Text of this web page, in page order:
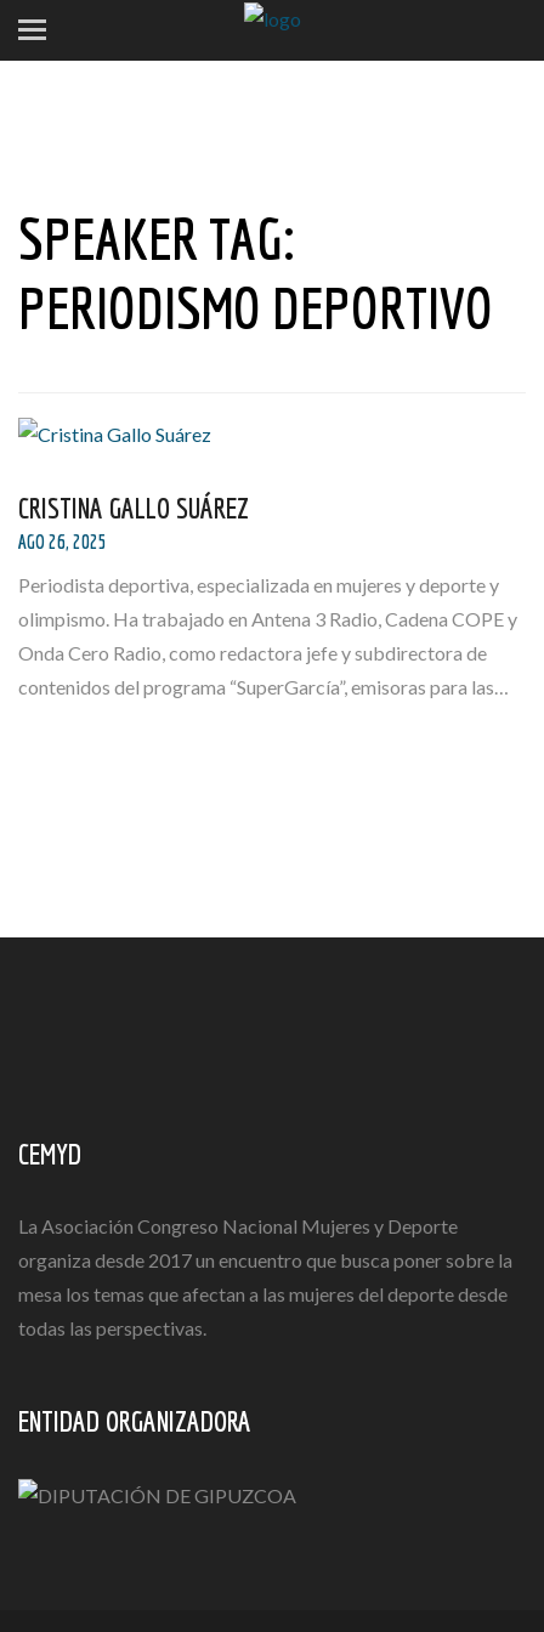
SPEAKER TAG:
PERIODISMO DEPORTIVO
CRISTINA GALLO SUÁREZ
AGO 26, 2025
Periodista deportiva, especializada en mujeres y deporte y
olimpismo. Ha trabajado en Antena 3 Radio, Cadena COPE y
Onda Cero Radio, como redactora jefe y subdirectora de
contenidos del programa “SuperGarcía”, emisoras para las…
CEMYD
La Asociación Congreso Nacional Mujeres y Deporte
organiza desde 2017 un encuentro que busca poner sobre la
mesa los temas que afectan a las mujeres del deporte desde
todas las perspectivas.
ENTIDAD ORGANIZADORA